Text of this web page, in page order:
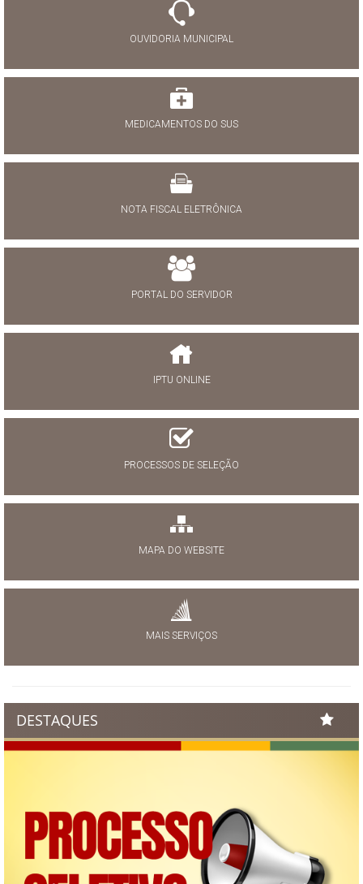
OUVIDORIA MUNICIPAL
MEDICAMENTOS DO SUS
NOTA FISCAL ELETRÔNICA
PORTAL DO SERVIDOR
IPTU ONLINE
PROCESSOS DE SELEÇÃO
MAPA DO WEBSITE
MAIS SERVIÇOS
DESTAQUES